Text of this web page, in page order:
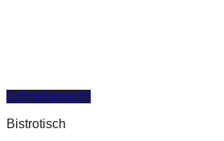
Schnellansicht
Bistrotisch